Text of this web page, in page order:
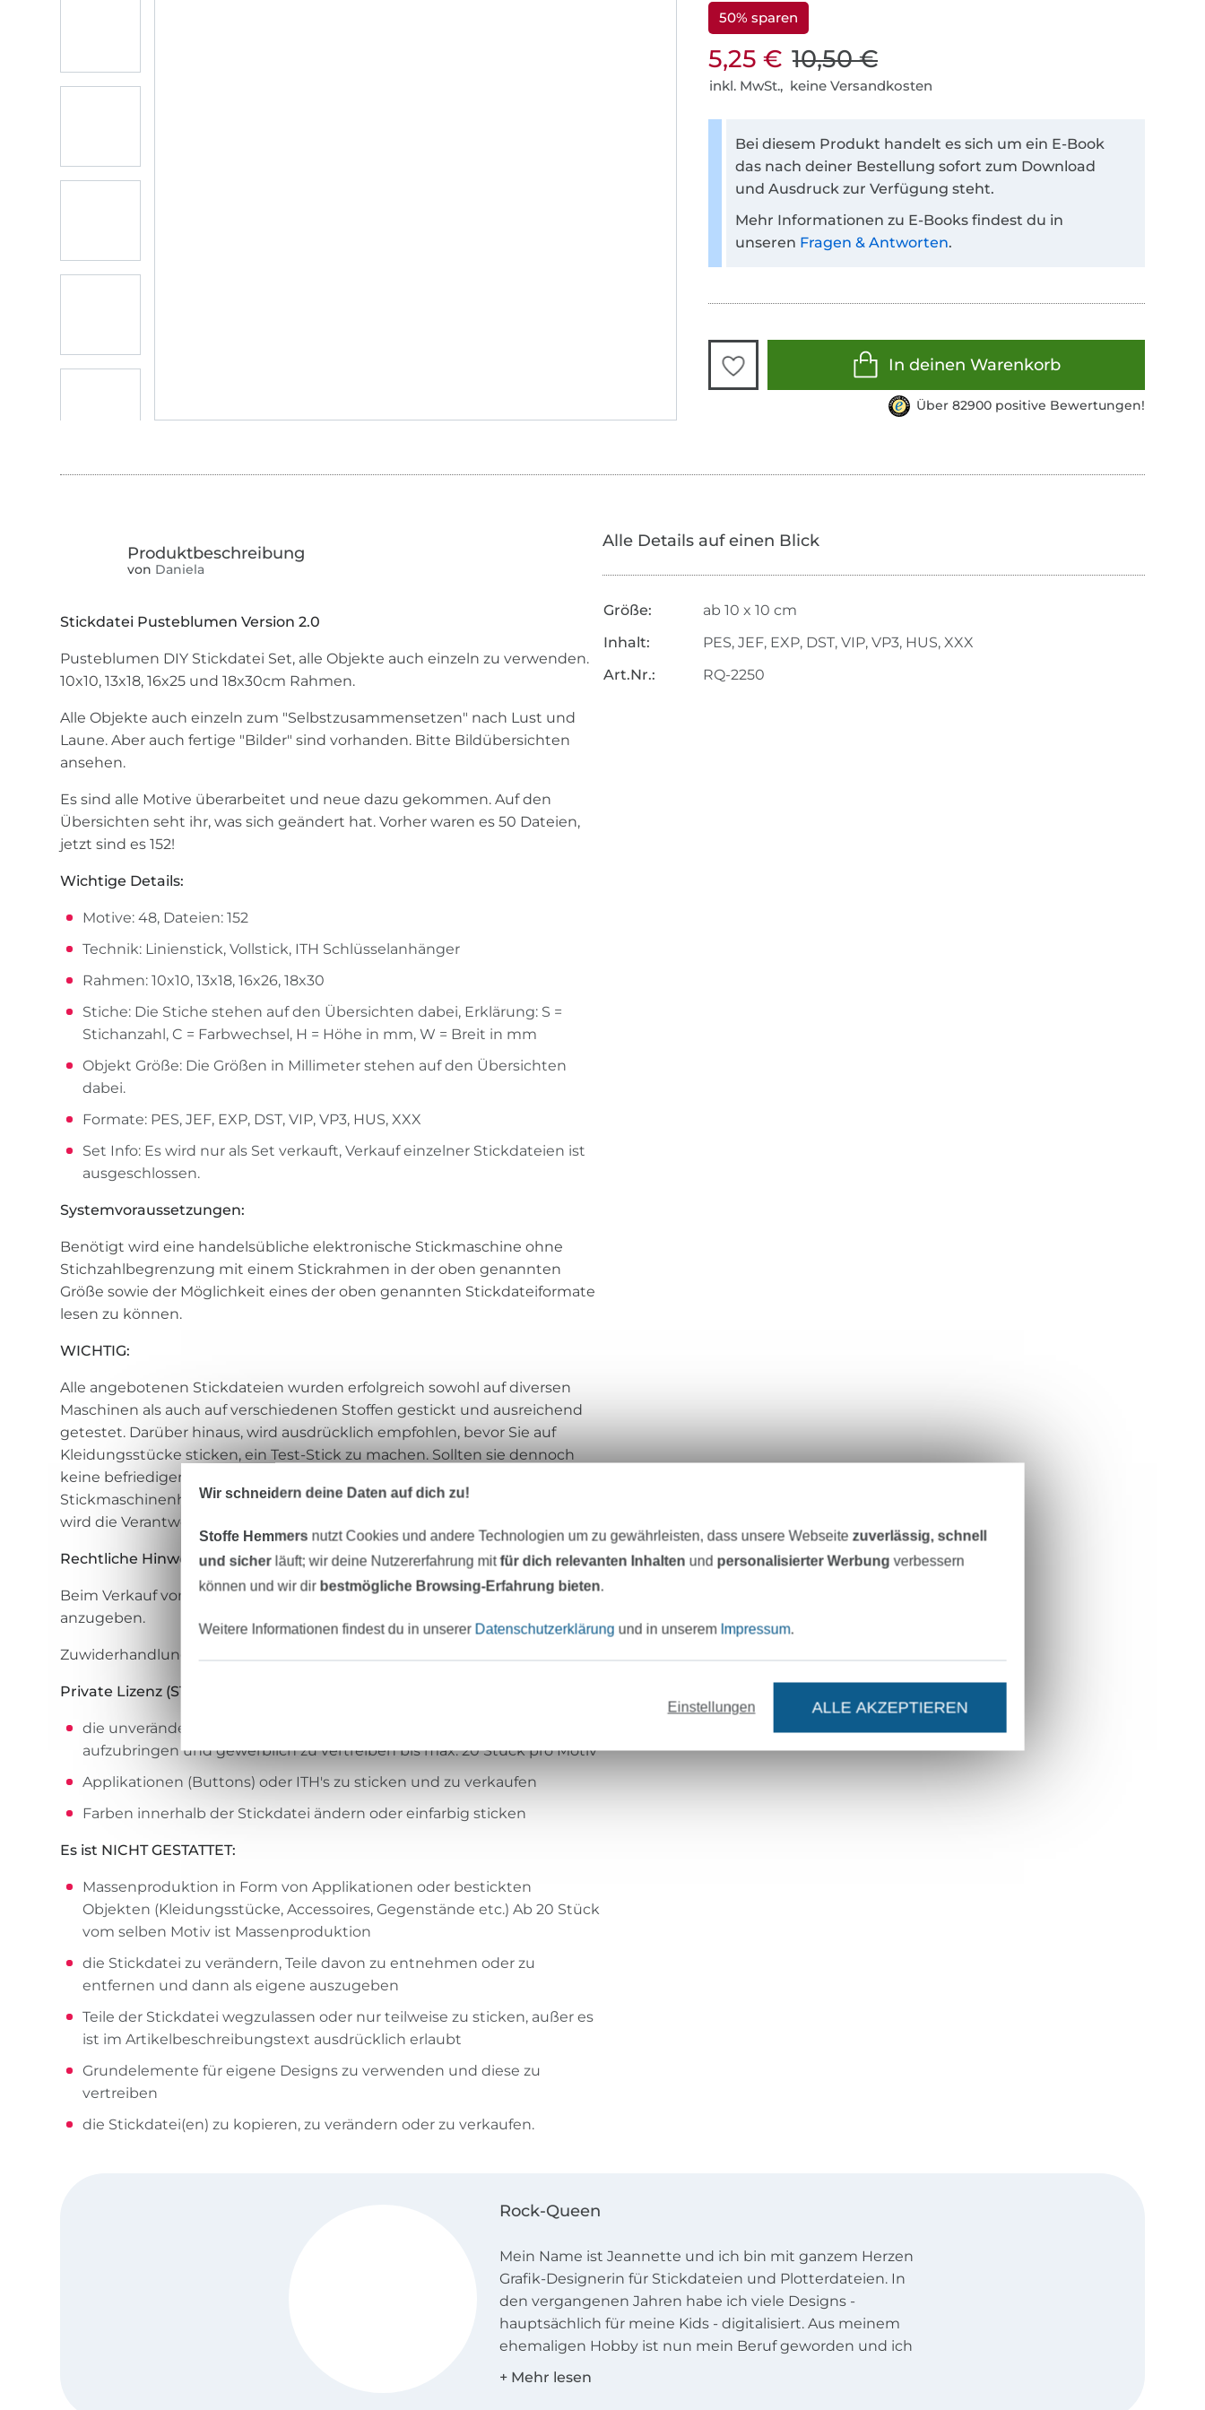
50% sparen
5,25 € 10,50 €
inkl. MwSt., keine Versandkosten
Bei diesem Produkt handelt es sich um ein E-Book
das nach deiner Bestellung sofort zum Download
und Ausdruck zur Verfügung steht.
Mehr Informationen zu E-Books findest du in
unseren Fragen & Antworten.
In deinen Warenkorb
Über 82900 positive Bewertungen!
von Daniela
Stickdatei Pusteblumen Version 2.0
Pusteblumen DIY Stickdatei Set, alle Objekte auch einzeln zu verwenden.
10x10, 13x18, 16x25 und 18x30cm Rahmen.
Alle Objekte auch einzeln zum "Selbstzusammensetzen" nach Lust und
Laune. Aber auch fertige "Bilder" sind vorhanden. Bitte Bildübersichten
ansehen.
Es sind alle Motive überarbeitet und neue dazu gekommen. Auf den
Übersichten seht ihr, was sich geändert hat. Vorher waren es 50 Dateien,
jetzt sind es 152!
Wichtige Details:
Motive: 48, Dateien: 152
Technik: Linienstick, Vollstick, ITH Schlüsselanhänger
Rahmen: 10x10, 13x18, 16x26, 18x30
Stiche: Die Stiche stehen auf den Übersichten dabei, Erklärung: S =
Stichanzahl, C = Farbwechsel, H = Höhe in mm, W = Breit in mm
Objekt Größe: Die Größen in Millimeter stehen auf den Übersichten
dabei.
Formate: PES, JEF, EXP, DST, VIP, VP3, HUS, XXX
Set Info: Es wird nur als Set verkauft, Verkauf einzelner Stickdateien ist
ausgeschlossen.
Systemvoraussetzungen:
Benötigt wird eine handelsübliche elektronische Stickmaschine ohne
Stichzahlbegrenzung mit einem Stickrahmen in der oben genannten
Größe sowie der Möglichkeit eines der oben genannten Stickdateiformate
lesen zu können.
WICHTIG:
Alle angebotenen Stickdateien wurden erfolgreich sowohl auf diversen
Maschinen als auch auf verschiedenen Stoffen gestickt und ausreichend
getestet. Darüber hinaus, wird ausdrücklich empfohlen, bevor Sie auf
Kleidungsstücke sticken, ein Test-Stick zu machen. Sollten sie dennoch
keine befriedigenden Ergebnisse erzielen, wenden sie sich bitte an ihren
Stickmaschinenhändler um gemeinsam das Problem zu beheben. Mithin
wird die Verantwortung für inkorrekte Arbeitsweise nicht übernommen.
Rechtliche Hinweise
Beim Verkauf von bestickten Artikeln ist "Stickdatei: Rock-Queen"
anzugeben.
Zuwiderhandlungen können strafrechtlich verfolgt werden!
Private Lizenz (STANDARD): es ist GESTATTET:
die unveränderten Stickdateien / Stickmuster auf beliebige Materialien
aufzubringen und gewerblich zu vertreiben bis max. 20 Stück pro Motiv
Applikationen (Buttons) oder ITH's zu sticken und zu verkaufen
Farben innerhalb der Stickdatei ändern oder einfarbig sticken
Es ist NICHT GESTATTET:
Massenproduktion in Form von Applikationen oder bestickten
Objekten (Kleidungsstücke, Accessoires, Gegenstände etc.) Ab 20 Stück
vom selben Motiv ist Massenproduktion
die Stickdatei zu verändern, Teile davon zu entnehmen oder zu
entfernen und dann als eigene auszugeben
Teile der Stickdatei wegzulassen oder nur teilweise zu sticken, außer es
ist im Artikelbeschreibungstext ausdrücklich erlaubt
Grundelemente für eigene Designs zu verwenden und diese zu
vertreiben
die Stickdatei(en) zu kopieren, zu verändern oder zu verkaufen.
Alle Details auf einen Blick
Größe:
ab 10 x 10 cm
Inhalt:
PES, JEF, EXP, DST, VIP, VP3, HUS, XXX
Art.Nr.:
RQ-2250
Rock-Queen
Mein Name ist Jeannette und ich bin mit ganzem Herzen
Grafik-Designerin für Stickdateien und Plotterdateien. In
den vergangenen Jahren habe ich viele Designs -
hauptsächlich für meine Kids - digitalisiert. Aus meinem
ehemaligen Hobby ist nun mein Beruf geworden und ich
bin bereits im 12. Jahr kreativ.
Wir schneidern deine Daten auf dich zu!
Stoffe Hemmers nutzt Cookies und andere Technologien um zu gewährleisten, dass unsere Webseitezuverlässig, schnell
und sicherläuft; wir deine Nutzererfahrung mitfür dich relevanten Inhalten und personalisierter Werbung verbessern
können und wir dir bestmögliche Browsing-Erfahrung bieten.
Weitere Informationen findest du in unserer Datenschutzerklärung und in unserem Impressum.
Einstellungen ALLE AKZEPTIEREN